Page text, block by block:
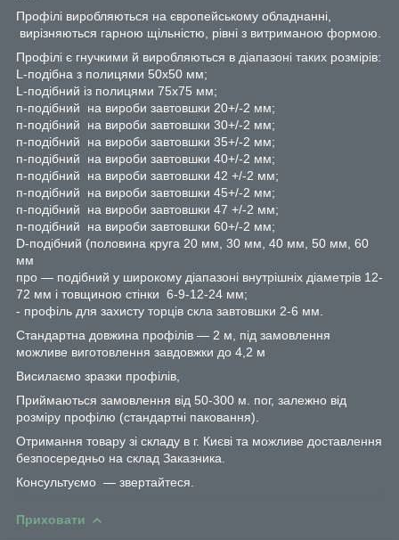
Профілі виробляються на європейському обладнанні,
вирізняються гарною щільністю, рівні з витриманою формою.
Профілі є гнучкими й виробляються в діапазоні таких розмірів:
L-подібна з полицями 50х50 мм;
L-подібний із полицями 75х75 мм;
п-подібний на вироби завтовшки 20+/-2 мм;
п-подібний на вироби завтовшки 30+/-2 мм;
п-подібний на вироби завтовшки 35+/-2 мм;
п-подібний на вироби завтовшки 40+/-2 мм;
п-подібний на вироби завтовшки 42 +/-2 мм;
п-подібний на вироби завтовшки 45+/-2 мм;
п-подібний на вироби завтовшки 47 +/-2 мм;
п-подібний на вироби завтовшки 60+/-2 мм;
D-подібний (половина круга 20 мм, 30 мм, 40 мм, 50 мм, 60
мм
про — подібний у широкому діапазоні внутрішніх діаметрів 12-
72 мм і товщиною стінки 6-9-12-24 мм;
- профіль для захисту торців скла завтовшки 2-6 мм.
Стандартна довжина профілів — 2 м, під замовлення
можливе виготовлення завдовжки до 4,2 м
Висилаємо зразки профілів,
Приймаються замовлення від 50-300 м. пог, залежно від
розміру профілю (стандартні паковання).
Отримання товару зі складу в г. Києві та можливе доставлення
безпосередньо на склад Заказника.
Консультуємо — звертайтеся.
Приховати